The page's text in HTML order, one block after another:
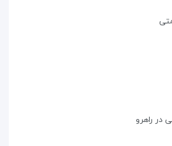
در راهرو